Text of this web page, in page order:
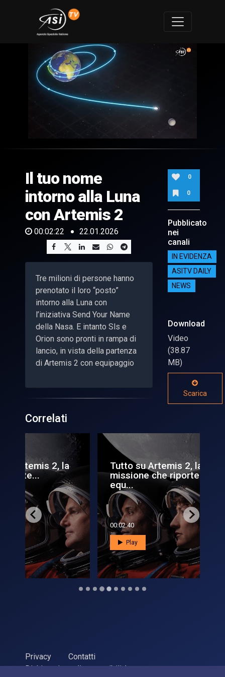
of
22
seconds
Il tuo nome
intorno alla Luna
con Artemis 2
00:02:22 22.01.2026
Tre milioni di persone hanno
prenotato il loro “posto”
intorno alla Luna con
l’iniziativa Send Your Name
della Nasa. E intanto Sls e
Orion sono pronti in rampa di
lancio, in vista della partenza
di Artemis 2 con equipaggio
0
0
Pubblicato
nei
canali
IN EVIDENZA
ASITV DAILY
NEWS
Download
Video
(38.87
MB)
Scarica
Correlati
Tutto su Artemis 2, la
missione che riporterà un
equ...
00:02:40
Play
Privacy
Contatti
Dichiarazione di accessibilità